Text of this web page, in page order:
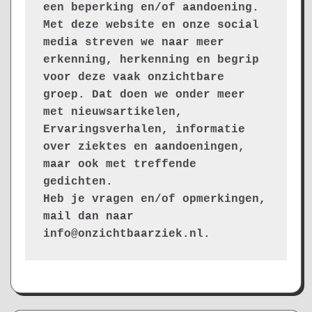
een beperking en/of aandoening.
Met deze website en onze social
media streven we naar meer
erkenning, herkenning en begrip
voor deze vaak onzichtbare
groep. Dat doen we onder meer
met nieuwsartikelen,
Ervaringsverhalen, informatie
over ziektes en aandoeningen,
maar ook met treffende
gedichten.
Heb je vragen en/of opmerkingen,
mail dan naar
info@onzichtbaarziek.nl.